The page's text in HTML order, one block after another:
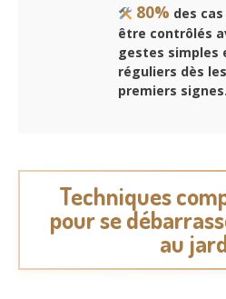
80% des
être contrôlés
gestes simples
réguliers dès les
premiers signes.
Techniques
pour se
au